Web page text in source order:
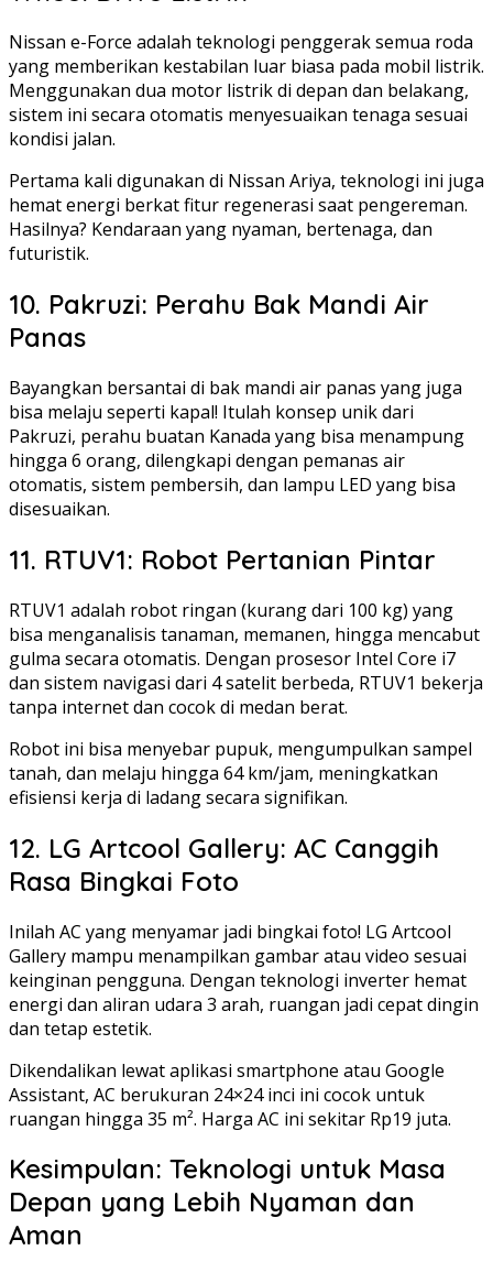
Nissan e-Force adalah teknologi penggerak semua roda
yang memberikan kestabilan luar biasa pada mobil listrik.
Menggunakan dua motor listrik di depan dan belakang,
sistem ini secara otomatis menyesuaikan tenaga sesuai
kondisi jalan.
Pertama kali digunakan di Nissan Ariya, teknologi ini juga
hemat energi berkat fitur regenerasi saat pengereman.
Hasilnya? Kendaraan yang nyaman, bertenaga, dan
futuristik.
10. Pakruzi: Perahu Bak Mandi Air
Panas
Bayangkan bersantai di bak mandi air panas yang juga
bisa melaju seperti kapal! Itulah konsep unik dari
Pakruzi, perahu buatan Kanada yang bisa menampung
hingga 6 orang, dilengkapi dengan pemanas air
otomatis, sistem pembersih, dan lampu LED yang bisa
disesuaikan.
11. RTUV1: Robot Pertanian Pintar
RTUV1 adalah robot ringan (kurang dari 100 kg) yang
bisa menganalisis tanaman, memanen, hingga mencabut
gulma secara otomatis. Dengan prosesor Intel Core i7
dan sistem navigasi dari 4 satelit berbeda, RTUV1 bekerja
tanpa internet dan cocok di medan berat.
Robot ini bisa menyebar pupuk, mengumpulkan sampel
tanah, dan melaju hingga 64 km/jam, meningkatkan
efisiensi kerja di ladang secara signifikan.
12. LG Artcool Gallery: AC Canggih
Rasa Bingkai Foto
Inilah AC yang menyamar jadi bingkai foto! LG Artcool
Gallery mampu menampilkan gambar atau video sesuai
keinginan pengguna. Dengan teknologi inverter hemat
energi dan aliran udara 3 arah, ruangan jadi cepat dingin
dan tetap estetik.
Dikendalikan lewat aplikasi smartphone atau Google
Assistant, AC berukuran 24×24 inci ini cocok untuk
ruangan hingga 35 m². Harga AC ini sekitar Rp19 juta.
Kesimpulan: Teknologi untuk Masa
Depan yang Lebih Nyaman dan
Aman